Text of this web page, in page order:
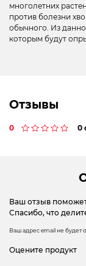
многолетних
против болезни
обычного. Из
которым будут
Отзывы
0 0
Ваш отзыв
Спасибо, что
Ваш адрес email не будет
Оцените продукт